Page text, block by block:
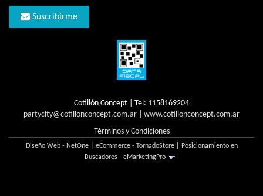
Suscribirme
Cotillón Concept | Tel: 1158169204
partycity@cotillonconcept.com.ar
www.cotillonconcept.com.ar
Términos y Condiciones
Diseño Web - NetOne| eCommerce - TornadoStore| Posicionamiento en
Buscadores - eMarketingPro